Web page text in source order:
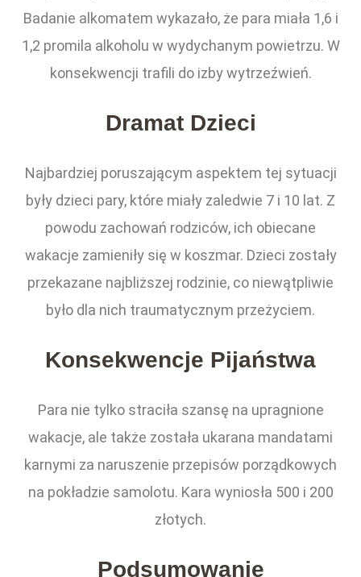
Badanie alkomatem wykazało, że para miała 1,6 i
1,2 promila alkoholu w wydychanym powietrzu. W
konsekwencji trafili do izby wytrzeźwień.
Dramat Dzieci
Najbardziej poruszającym aspektem tej sytuacji
były dzieci pary, które miały zaledwie 7 i 10 lat. Z
powodu zachowań rodziców, ich obiecane
wakacje zamieniły się w koszmar. Dzieci zostały
przekazane najbliższej rodzinie, co niewątpliwie
było dla nich traumatycznym przeżyciem.
Konsekwencje Pijaństwa
Para nie tylko straciła szansę na upragnione
wakacje, ale także została ukarana mandatami
karnymi za naruszenie przepisów porządkowych
na pokładzie samolotu. Kara wyniosła 500 i 200
złotych.
Podsumowanie